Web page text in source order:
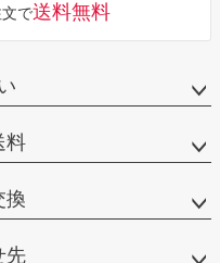
で送料無料
料
換
先